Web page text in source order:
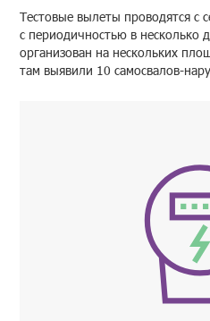
Тестовые вылеты проводятся с
с периодичностью в несколько
организован на нескольких
там выявили 10 самосвалов-